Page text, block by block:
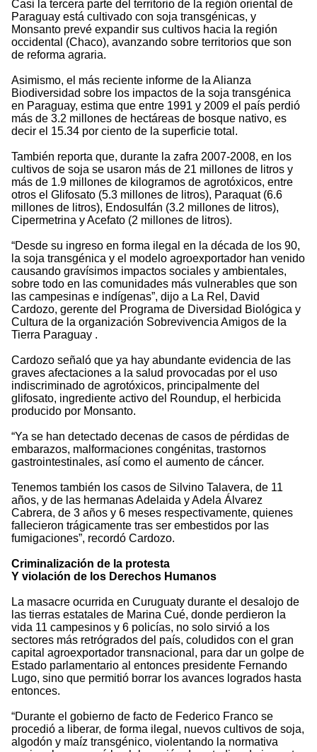
Casi la tercera parte del territorio de la región oriental de
Paraguay está cultivado con soja transgénicas, y
Monsanto prevé expandir sus cultivos hacia la región
occidental (Chaco), avanzando sobre territorios que son
de reforma agraria.
Asimismo, el más reciente informe de la Alianza
Biodiversidad sobre los impactos de la soja transgénica
en Paraguay, estima que entre 1991 y 2009 el país perdió
más de 3.2 millones de hectáreas de bosque nativo, es
decir el 15.34 por ciento de la superficie total.
También reporta que, durante la zafra 2007-2008, en los
cultivos de soja se usaron más de 21 millones de litros y
más de 1.9 millones de kilogramos de agrotóxicos, entre
otros el Glifosato (5.3 millones de litros), Paraquat (6.6
millones de litros), Endosulfán (3.2 millones de litros),
Cipermetrina y Acefato (2 millones de litros).
“Desde su ingreso en forma ilegal en la década de los 90,
la soja transgénica y el modelo agroexportador han venido
causando gravísimos impactos sociales y ambientales,
sobre todo en las comunidades más vulnerables que son
las campesinas e indígenas”, dijo a La Rel, David
Cardozo, gerente del Programa de Diversidad Biológica y
Cultura de la organización Sobrevivencia Amigos de la
Tierra Paraguay .
Cardozo señaló que ya hay abundante evidencia de las
graves afectaciones a la salud provocadas por el uso
indiscriminado de agrotóxicos, principalmente del
glifosato, ingrediente activo del Roundup, el herbicida
producido por Monsanto.
“Ya se han detectado decenas de casos de pérdidas de
embarazos, malformaciones congénitas, trastornos
gastrointestinales, así como el aumento de cáncer.
Tenemos también los casos de Silvino Talavera, de 11
años, y de las hermanas Adelaida y Adela Álvarez
Cabrera, de 3 años y 6 meses respectivamente, quienes
fallecieron trágicamente tras ser embestidos por las
fumigaciones”, recordó Cardozo.
Criminalización de la protesta
Y violación de los Derechos Humanos
La masacre ocurrida en Curuguaty durante el desalojo de
las tierras estatales de Marina Cué, donde perdieron la
vida 11 campesinos y 6 policías, no solo sirvió a los
sectores más retrógrados del país, coludidos con el gran
capital agroexportador transnacional, para dar un golpe de
Estado parlamentario al entonces presidente Fernando
Lugo, sino que permitió borrar los avances logrados hasta
entonces.
“Durante el gobierno de facto de Federico Franco se
procedió a liberar, de forma ilegal, nuevos cultivos de soja,
algodón y maíz transgénico, violentando la normativa